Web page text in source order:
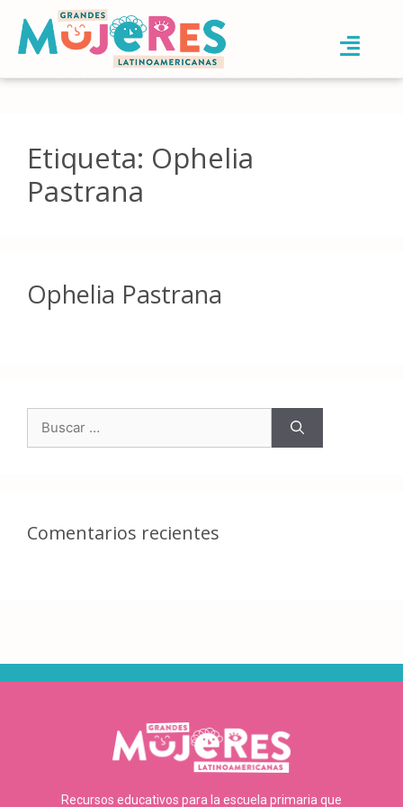
Etiqueta: Ophelia
Pastrana
Ophelia Pastrana
Comentarios recientes
Recursos educativos para la escuela primaria que